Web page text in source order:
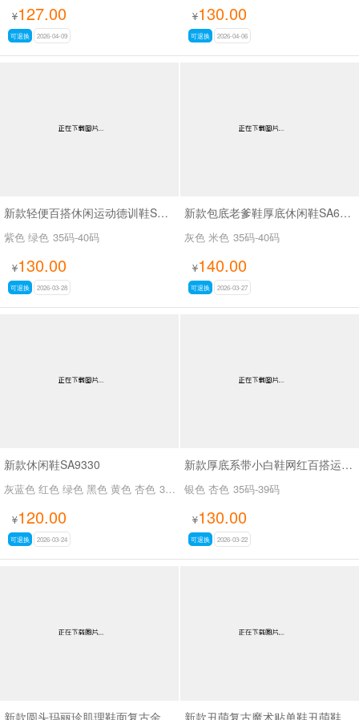
¥127.00
可退换 2026-04-09
¥130.00
可退换 2026-04-06
新款轻便百搭休闲运动德训鞋SA1521
紫色 绿色 35码-40码
¥130.00
可退换 2026-03-28
新款包底老爹鞋厚底休闲鞋SA689-12
灰色 米色 35码-40码
¥140.00
可退换 2026-03-27
新款休闲鞋SA9330
灰蓝色 红色 绿色 黑色 黄色 杏色 35码-40码
¥120.00
可退换 2026-03-24
新款厚底系带小白鞋网红百搭运动鞋休闲板鞋SA25558
银色 杏色 35码-39码
¥130.00
可退换 2026-03-22